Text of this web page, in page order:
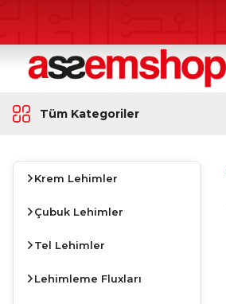
Tüm Kategoriler
Krem Lehimler
Çubuk Lehimler
Tel Lehimler
Lehimleme Fluxları